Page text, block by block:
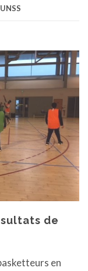
UNSS
de
en